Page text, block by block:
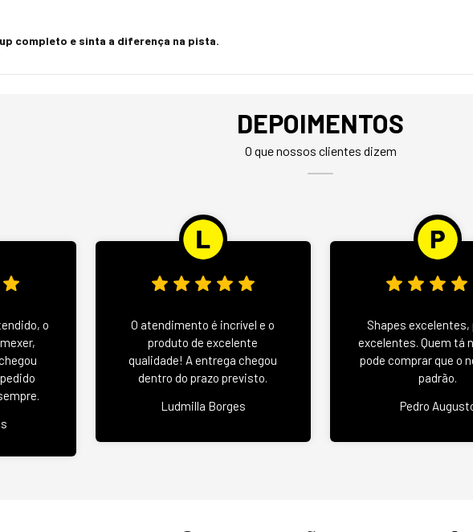
completo e sinta a diferença na pista.
DEPOIMENTOS
O que nossos clientes dizem
o
O atendimento é incrível e o
produto de excelente
qualidade! A entrega chegou
dentro do prazo previsto.
Ludmilla Borges
Shapes excelentes,
excelentes. Quem tá
pode comprar que o
padrão.
Pedro